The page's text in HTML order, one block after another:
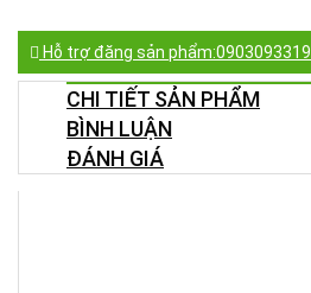
Hỗ trợ đăng sản phẩm:0903093319
CHI TIẾT SẢN PHẨM
BÌNH LUẬN
ĐÁNH GIÁ